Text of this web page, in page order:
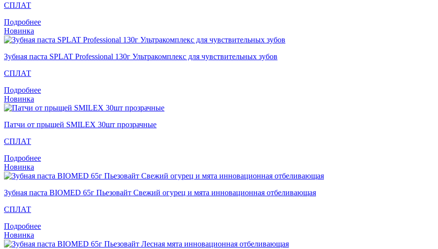
СПЛАТ
Подробнее
Новинка
Зубная паста SPLAT Professional 130г Ультракомплекс для чувствительных зубов
СПЛАТ
Подробнее
Новинка
Патчи от прыщей SMILEX 30шт прозрачные
СПЛАТ
Подробнее
Новинка
Зубная паста BIOMED 65г Пьезовайт Свежий огурец и мята инновационная отбеливающая
СПЛАТ
Подробнее
Новинка